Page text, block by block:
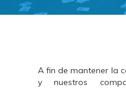
A fin de mantener la
y nuestros